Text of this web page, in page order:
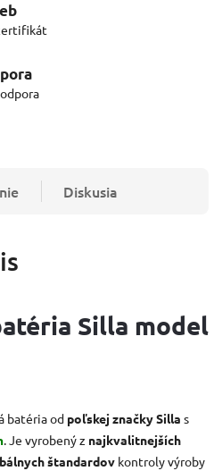
Diskusia
Silla model
batéria od poľskej značky Silla s
. Je vyrobený z najkvalitnejších
štandardov kontroly výroby